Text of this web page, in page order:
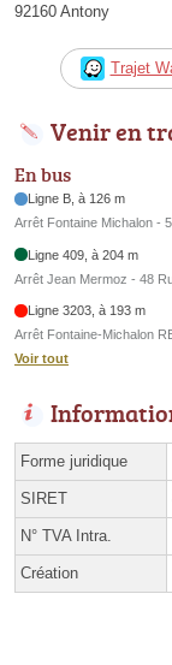
92160 Antony
Trajet
Venir en
En bus
Ligne B, à 126 m
Arrêt Fontaine Michalon -
Ligne 409, à 204 m
Arrêt Jean Mermoz - 48
Ligne 3203, à 193 m
Arrêt Fontaine-Michalon
Voir tout
Forme juridique
SIRET
N° TVA Intra.
Création